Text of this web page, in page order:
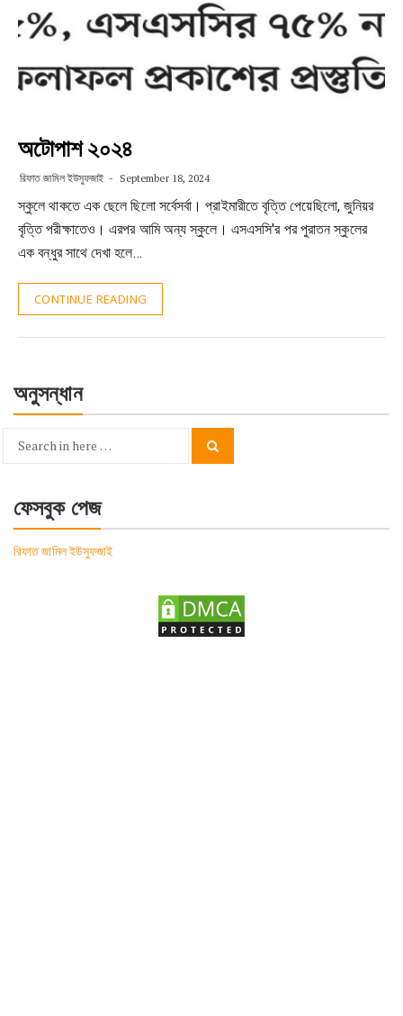
অটোপাশ ২০২৪
রিফাত জামিল ইউসুফজাই September 18, 2024
স্কুলে থাকতে এক ছেলে ছিলো সর্বেসর্বা। প্রাইমারীতে বৃত্তি পেয়েছিলো, জুনিয়র
বৃত্তি পরীক্ষাতেও। এরপর আমি অন্য স্কুলে। এসএসসি'র পর পুরাতন স্কুলের
এক বন্ধুর সাথে দেখা হলে…
CONTINUE READING
অনুসন্ধান
Search
ফেসবুক পেজ
রিফাত জামিল ইউসুফজাই